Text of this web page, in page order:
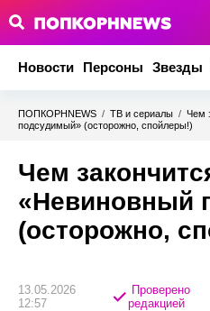
Новости Персоны Звезды
ПОПКОРНNEWS / ТВ и сериалы / Чем
подсудимый» (осторожно, спойлеры!)
Чем
«Невиновный
(осторожно,
13.05.2026
12:57
Проверено
редакцией